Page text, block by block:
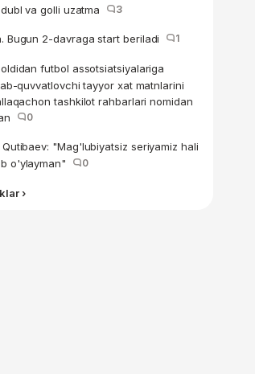
va golli uzatma
3
Bugun 2-davraga start beriladi 1
oldidan futbol assotsiatsiyalariga
quvvatlovchi tayyor xat matnlarini
tashkilot rahbarlari nomidan
0
Qutibaev: "Mag'lubiyatsiz seriyamiz hali
o'ylayman"
0
›